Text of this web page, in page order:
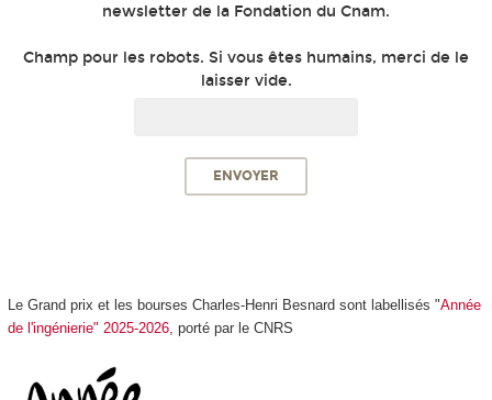
newsletter de la Fondation du Cnam.
Champ pour les robots. Si vous êtes humains, merci de le
laisser vide.
Le Grand prix et les bourses Charles-Henri Besnard sont labellisés "Année
de l'ingénierie" 2025-2026, porté par le CNRS